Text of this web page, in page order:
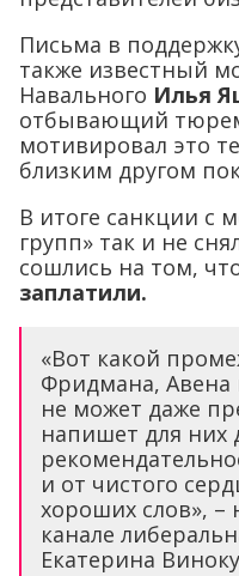
Письма в
также известный
Навального Илья
отбывающий
мотивировал это
близким другом
В итоге санкции с
групп» так и не
сошлись на том,
заплатили.
«Вот какой
Фридмана, Авена
не может даже
напишет для них
и от чистого
хороших слов», –
канале
Екатерина